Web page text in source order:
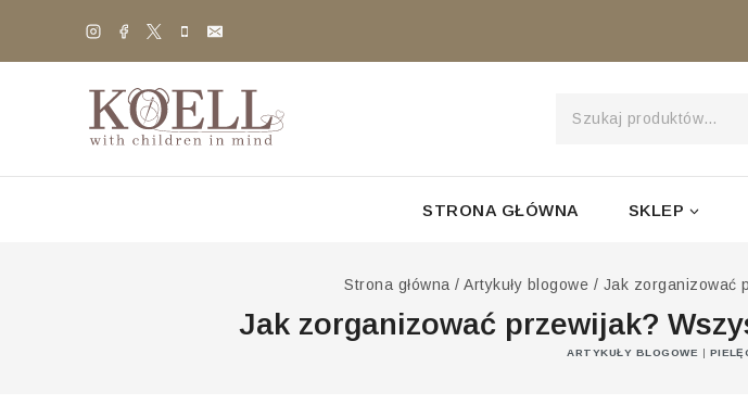
STRONA GŁÓWNA SKLEP
Strona główna / Artykuły blogowe / Jak zorganizować
Jak zorganizować przewijak?
ARTYKUŁY BLOGOWE |